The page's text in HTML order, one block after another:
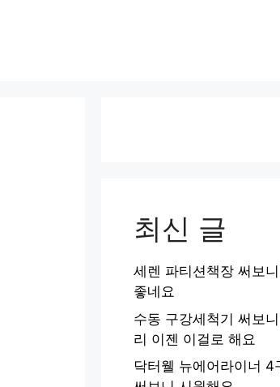
최신 글
세렌 파티션책장 써보
좋네요
수동 구강세척기 써보
리 이젠 이걸로 해요
닥터웰 뉴에어라이너 4